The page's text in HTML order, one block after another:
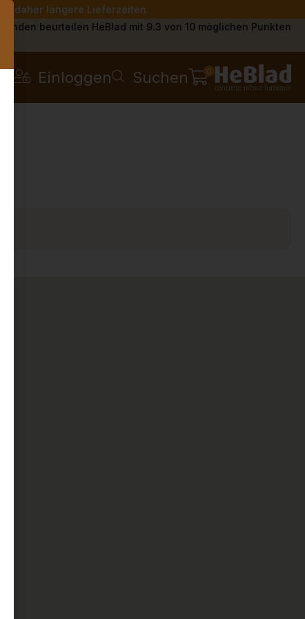
daher längere Lieferzeiten.
Kunden beurteilen HeBlad mit 9.3 von 10 möglichen Punkten
Einloggen Suchen 0